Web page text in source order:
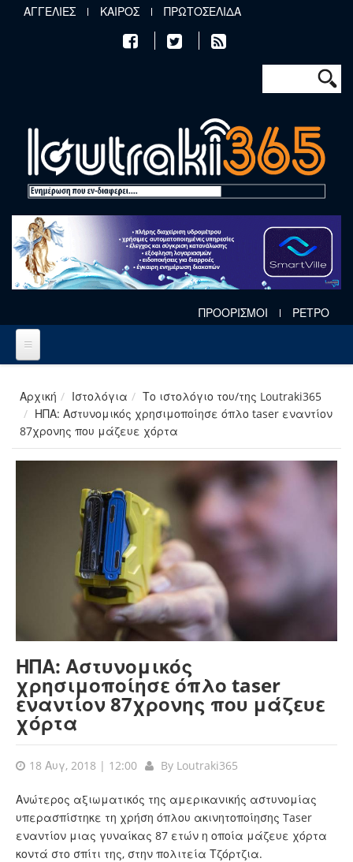
Παράκαμψη προς το κυρίως περιεχόμενο
ΑΓΓΕΛΙΕΣ ΚΑΙΡΟΣ ΠΡΩΤΟΣΕΛΙΔΑ
Φόρμα
Αναζήτηση
ΠΡΟΟΡΙΣΜΟΙ ΡΕΤΡΟ
Αρχική Ιστολόγια
Το ιστολόγιο του/της Loutraki365
ΗΠΑ: Αστυνομικός χρησιμοποίησε όπλο taser εναντίον
87χρονης που μάζευε χόρτα
ΗΠΑ: Αστυνομικός
χρησιμοποίησε όπλο taser
εναντίον 87χρονης που μάζευε
χόρτα
18 Αυγ, 2018 | 12:00 By Loutraki365
Ανώτερος αξιωματικός της αμερικανικής αστυνομίας
υπερασπίστηκε τη χρήση όπλου ακινητοποίησης Taser
εναντίον μιας γυναίκας 87 ετών η οποία μάζευε χόρτα
κοντά στο σπίτι της, στην πολιτεία Τζόρτζια.